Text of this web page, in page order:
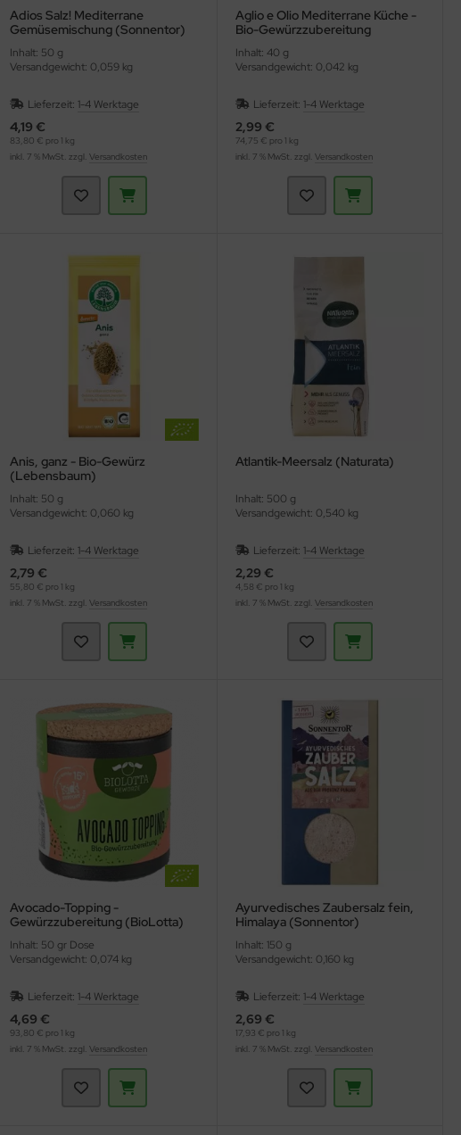
Adios Salz! Mediterrane
Gemüsemischung (Sonnentor)
Inhalt: 50 g
Versandgewicht: 0,059 kg
Lieferzeit: 1-4 Werktage
4,19 €
83,80 € pro 1 kg
inkl. 7 % MwSt. zzgl. Versandkosten
Aglio e Olio Mediterrane Küche -
Bio-Gewürzzubereitung
Inhalt: 40 g
Versandgewicht: 0,042 kg
Lieferzeit: 1-4 Werktage
2,99 €
74,75 € pro 1 kg
inkl. 7 % MwSt. zzgl. Versandkosten
Anis, ganz - Bio-Gewürz
(Lebensbaum)
Inhalt: 50 g
Versandgewicht: 0,060 kg
Lieferzeit: 1-4 Werktage
2,79 €
55,80 € pro 1 kg
inkl. 7 % MwSt. zzgl. Versandkosten
Atlantik-Meersalz (Naturata)
Inhalt: 500 g
Versandgewicht: 0,540 kg
Lieferzeit: 1-4 Werktage
2,29 €
4,58 € pro 1 kg
inkl. 7 % MwSt. zzgl. Versandkosten
Avocado-Topping -
Gewürzzubereitung (BioLotta)
Inhalt: 50 gr Dose
Versandgewicht: 0,074 kg
Lieferzeit: 1-4 Werktage
4,69 €
93,80 € pro 1 kg
inkl. 7 % MwSt. zzgl. Versandkosten
Ayurvedisches Zaubersalz fein,
Himalaya (Sonnentor)
Inhalt: 150 g
Versandgewicht: 0,160 kg
Lieferzeit: 1-4 Werktage
2,69 €
17,93 € pro 1 kg
inkl. 7 % MwSt. zzgl. Versandkosten